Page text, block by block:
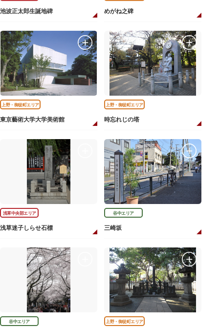
池波正太郎生誕地碑 めがね之碑
上野・御徒町エリア
東京藝術大学大学美術館
上野・御徒町エリア
時忘れじの塔
浅草中央部エリア
浅草迷子しらせ石標
谷中エリア
三崎坂
谷中エリア 上野・御徒町エリア